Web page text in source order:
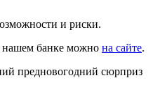
и риски.
нашем банке можно на сайте.
предновогодний сюрприз